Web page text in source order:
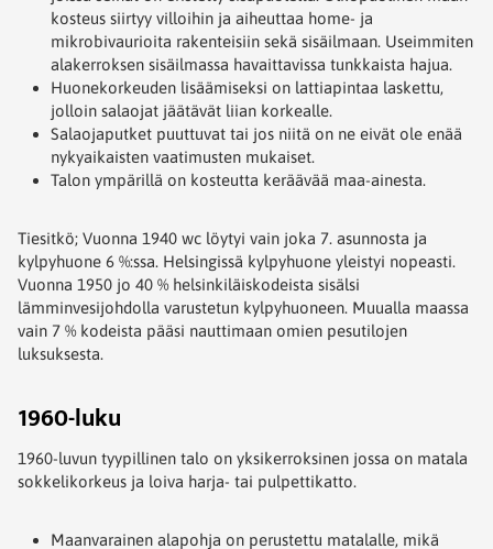
kosteus siirtyy villoihin ja aiheuttaa home- ja
mikrobivaurioita rakenteisiin sekä sisäilmaan. Useimmiten
alakerroksen sisäilmassa havaittavissa tunkkaista hajua.
Huonekorkeuden lisäämiseksi on lattiapintaa laskettu,
jolloin salaojat jäätävät liian korkealle.
Salaojaputket puuttuvat tai jos niitä on ne eivät ole enää
nykyaikaisten vaatimusten mukaiset.
Talon ympärillä on kosteutta keräävää maa-ainesta.
Tiesitkö; Vuonna 1940 wc löytyi vain joka 7. asunnosta ja
kylpyhuone 6 %:ssa. Helsingissä kylpyhuone yleistyi nopeasti.
Vuonna 1950 jo 40 % helsinkiläiskodeista sisälsi
lämminvesijohdolla varustetun kylpyhuoneen. Muualla maassa
vain 7 % kodeista pääsi nauttimaan omien pesutilojen
luksuksesta.
1960-luku
1960-luvun tyypillinen talo on yksikerroksinen jossa on matala
sokkelikorkeus ja loiva harja- tai pulpettikatto.
Maanvarainen alapohja on perustettu matalalle, mikä